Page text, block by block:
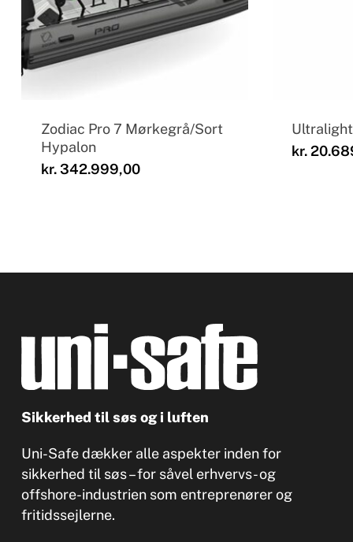
Zodiac Pro 7 Mørkegrå/Sort
Hypalon
kr.342.999,00
Ultralight
kr.
Sikkerhed til søs og i luften
Uni-Safe dækker alle aspekter inden for
sikkerhed til søs – for såvel erhvervs- og
offshore-industrien som entreprenører og
fritidssejlerne.